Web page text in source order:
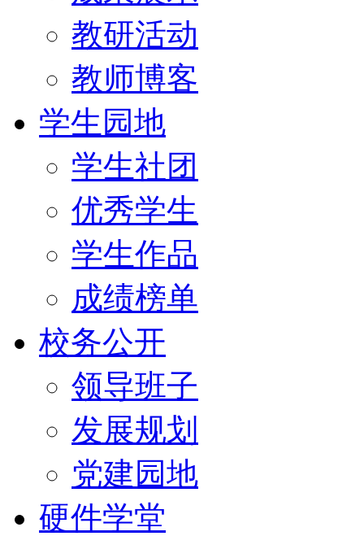
教研活动
教师博客
学生园地
学生社团
优秀学生
学生作品
成绩榜单
校务公开
领导班子
发展规划
党建园地
硬件学堂